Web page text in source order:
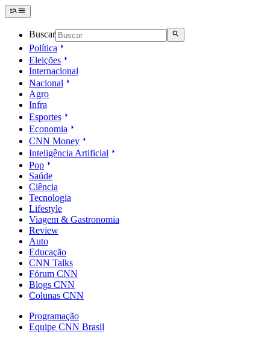
Buscar
Política
Eleições
Internacional
Nacional
Agro
Infra
Esportes
Economia
CNN Money
Inteligência Artificial
Pop
Saúde
Ciência
Tecnologia
Lifestyle
Viagem & Gastronomia
Review
Auto
Educação
CNN Talks
Fórum CNN
Blogs CNN
Colunas CNN
Programação
Equipe CNN Brasil